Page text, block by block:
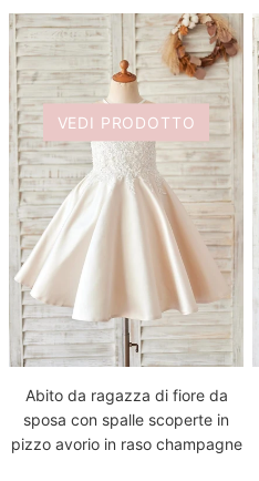
VEDI PRODOTTO
Abito da ragazza di fiore da
sposa con spalle scoperte in
pizzo avorio in raso champagne